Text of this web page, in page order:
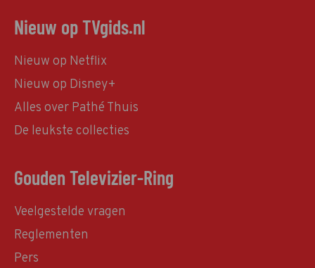
Nieuw op TVgids.nl
Nieuw op Netflix
Nieuw op Disney+
Alles over Pathé Thuis
De leukste collecties
Gouden Televizier-Ring
Veelgestelde vragen
Reglementen
Pers